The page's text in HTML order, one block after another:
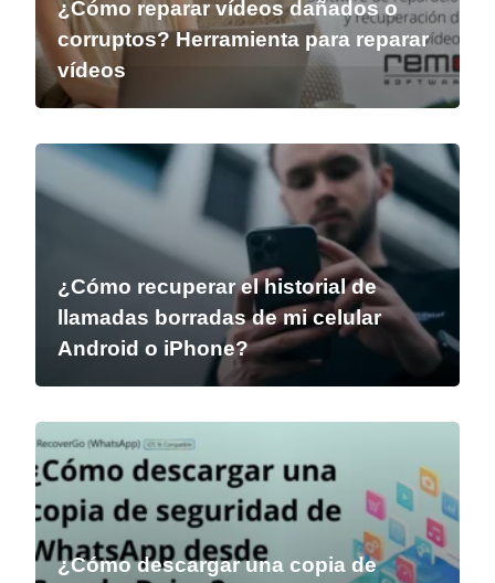
¿Cómo reparar vídeos dañados o
corruptos? Herramienta para reparar
vídeos
¿Cómo recuperar el historial de
llamadas borradas de mi celular
Android o iPhone?
¿Cómo descargar una copia de